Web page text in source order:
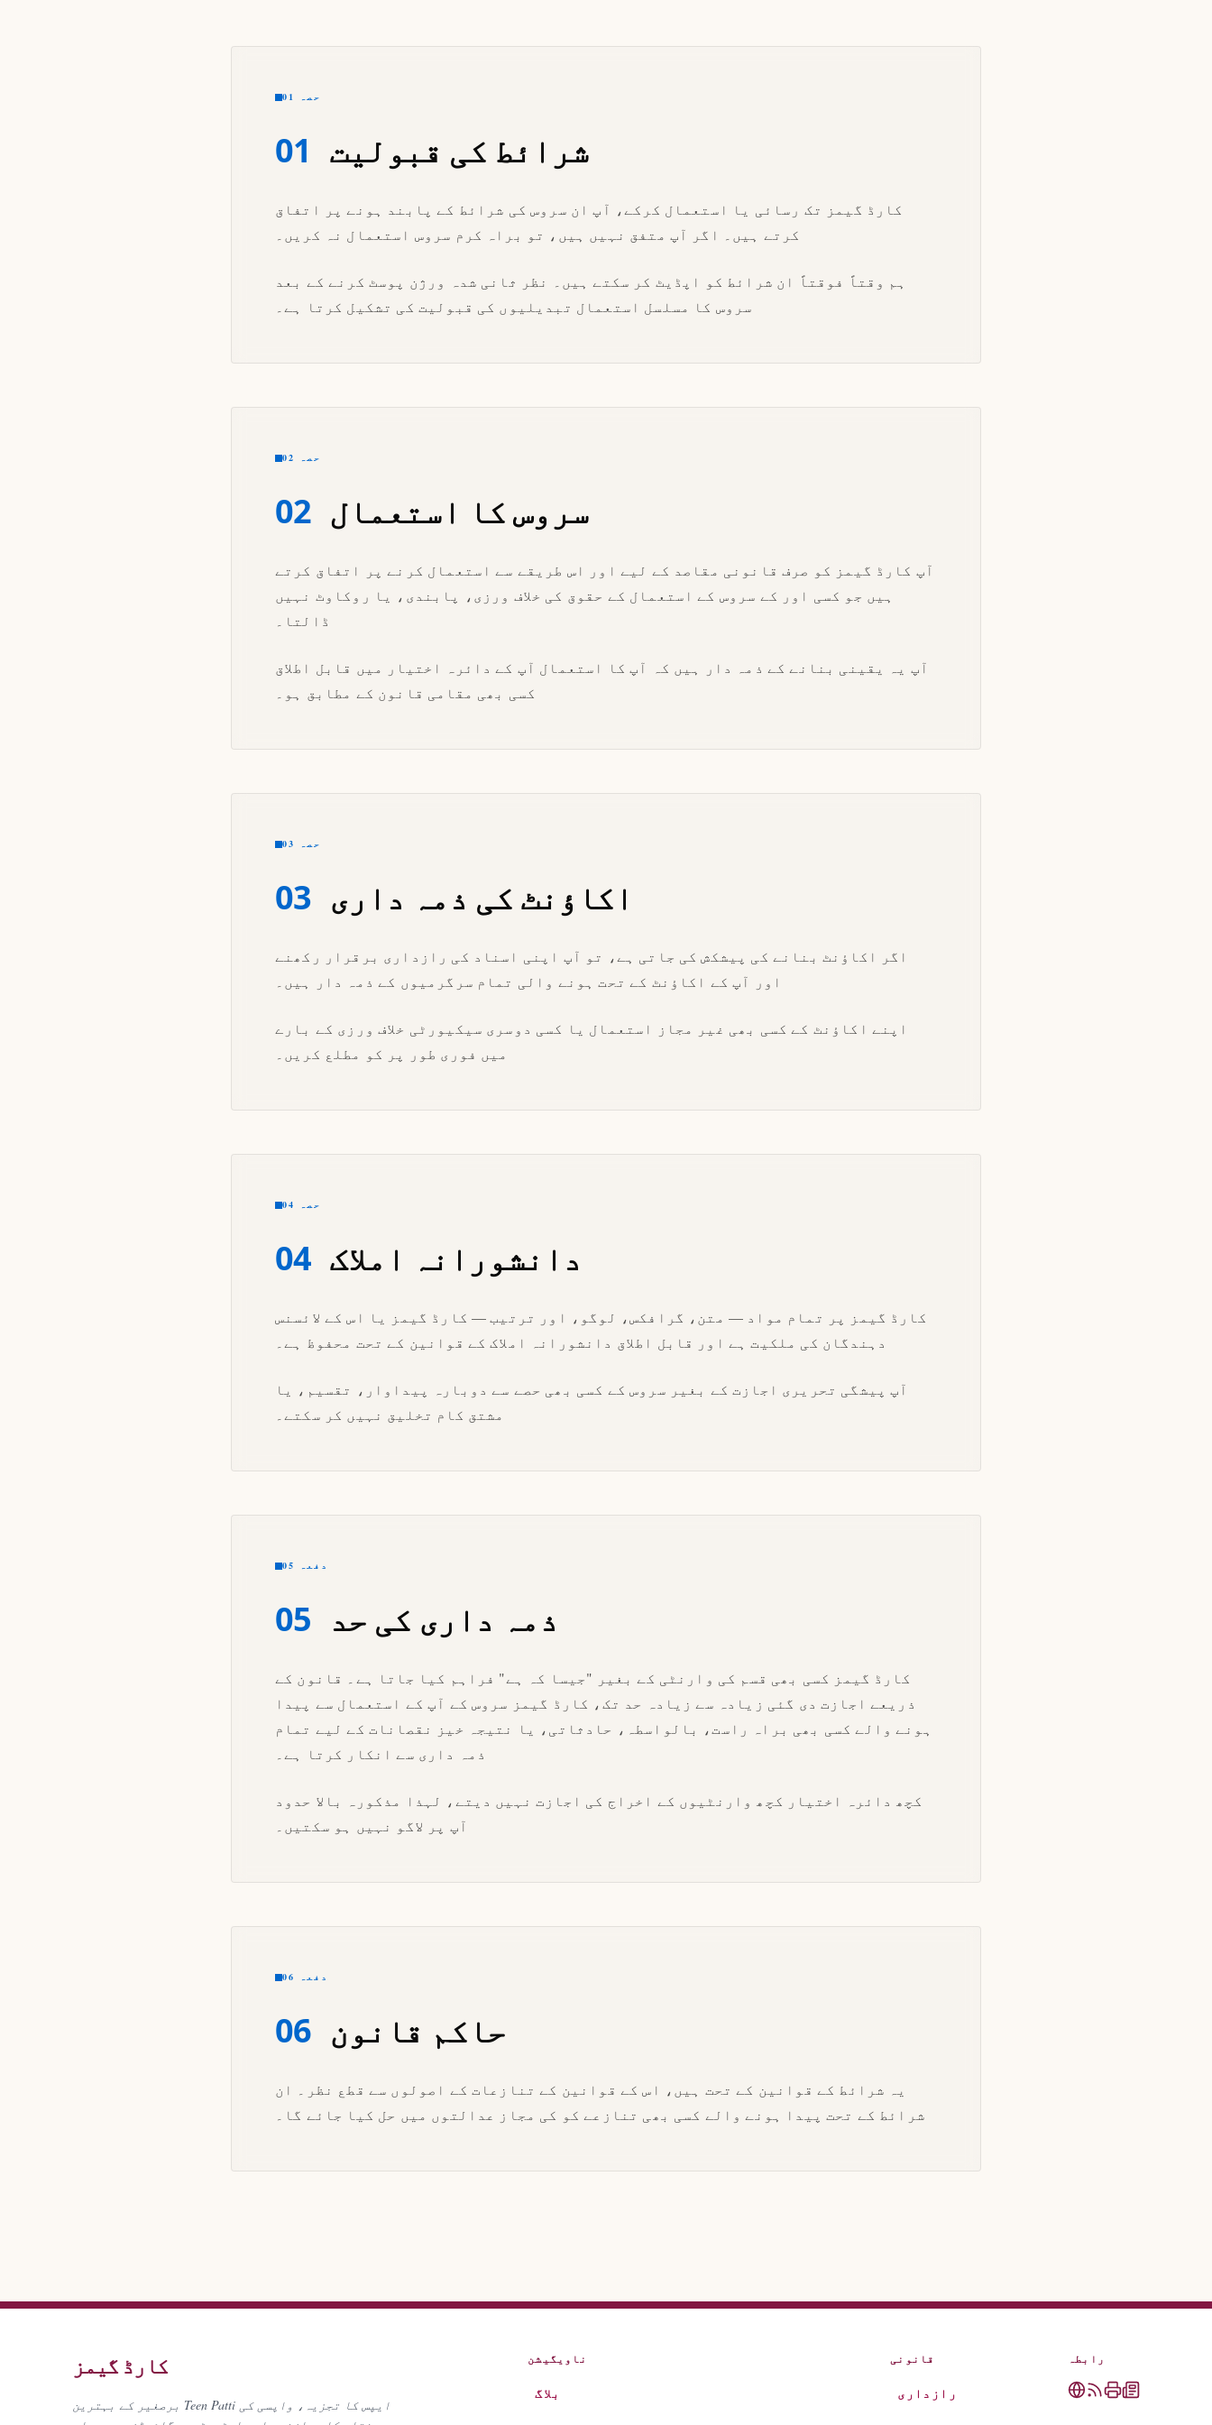
حصہ 01
01 شرائط کی قبولیت
کارڈ گیمز تک رسائی یا استعمال کرکے، آپ ان سروس کی شرائط کے پابند ہونے پر اتفاق
کرتے ہیں۔ اگر آپ متفق نہیں ہیں، تو براہ کرم سروس استعمال نہ کریں۔
ہم وقتاً فوقتاً ان شرائط کو اپڈیٹ کر سکتے ہیں۔ نظر ثانی شدہ ورژن پوسٹ کرنے کے بعد
سروس کا مسلسل استعمال تبدیلیوں کی قبولیت کی تشکیل کرتا ہے۔
حصہ 02
02 سروس کا استعمال
آپ کارڈ گیمز کو صرف قانونی مقاصد کے لیے اور اس طریقے سے استعمال کرنے پر اتفاق کرتے
ہیں جو کسی اور کے سروس کے استعمال کے حقوق کی خلاف ورزی، پابندی، یا روکاوٹ نہیں
ڈالتا۔
آپ یہ یقینی بنانے کے ذمہ دار ہیں کہ آپ کا استعمال آپ کے دائرہ اختیار میں قابل اطلاق
کسی بھی مقامی قانون کے مطابق ہو۔
حصہ 03
03 اکاؤنٹ کی ذمہ داری
اگر اکاؤنٹ بنانے کی پیشکش کی جاتی ہے، تو آپ اپنی اسناد کی رازداری برقرار رکھنے
اور آپ کے اکاؤنٹ کے تحت ہونے والی تمام سرگرمیوں کے ذمہ دار ہیں۔
اپنے اکاؤنٹ کے کسی بھی غیر مجاز استعمال یا کسی دوسری سیکیورٹی خلاف ورزی کے بارے
میں فوری طور پر کو مطلع کریں۔
حصہ 04
04 دانشورانہ املاک
کارڈ گیمز پر تمام مواد — متن، گرافکس، لوگو، اور ترتیب — کارڈ گیمز یا اس کے لائسنس
دہندگان کی ملکیت ہے اور قابل اطلاق دانشورانہ املاک کے قوانین کے تحت محفوظ ہے۔
آپ پیشگی تحریری اجازت کے بغیر سروس کے کسی بھی حصے سے دوبارہ پیداوار، تقسیم، یا
مشتق کام تخلیق نہیں کر سکتے۔
دفعہ 05
05 ذمہ داری کی حد
کارڈ گیمز کسی بھی قسم کی وارنٹی کے بغیر "جیسا کہ ہے" فراہم کیا جاتا ہے۔ قانون کے
ذریعے اجازت دی گئی زیادہ سے زیادہ حد تک، کارڈ گیمز سروس کے آپ کے استعمال سے پیدا
ہونے والے کسی بھی براہ راست، بالواسطہ، حادثاتی، یا نتیجہ خیز نقصانات کے لیے تمام
ذمہ داری سے انکار کرتا ہے۔
کچھ دائرہ اختیار کچھ وارنٹیوں کے اخراج کی اجازت نہیں دیتے، لہذا مذکورہ بالا حدود
آپ پر لاگو نہیں ہو سکتیں۔
دفعہ 06
06 حاکم قانون
یہ شرائط کے قوانین کے تحت ہیں، اس کے قوانین کے تنازعات کے اصولوں سے قطع نظر۔ ان
شرائط کے تحت پیدا ہونے والے کسی بھی تنازعے کو کی مجاز عدالتوں میں حل کیا جائے گا۔
کارڈ گیمز
برصغیر کے بہترین Teen Patti ایپس کا تجزیہ، واپسی کی
ناویگیشن
بلاگ
قانونی
رازداری
رابطہ